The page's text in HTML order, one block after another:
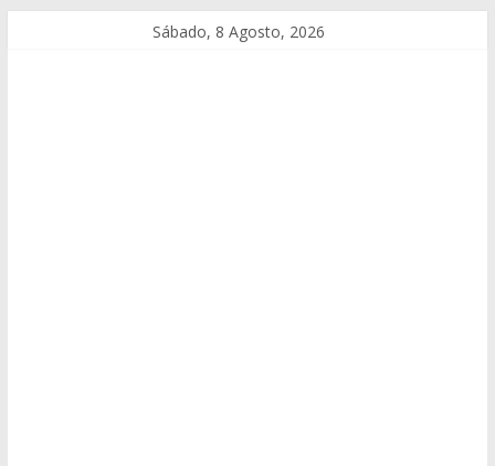
Sábado, 8 Agosto, 2026